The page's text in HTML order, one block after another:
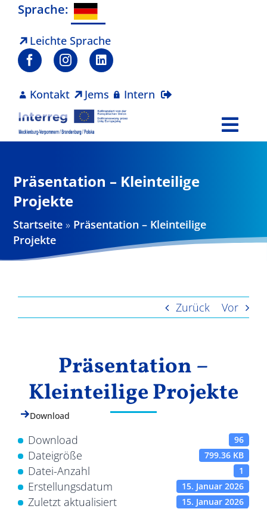
Zum
springen
Sprache:
Leichte Sprache
Kontakt Jems Intern
Projekte
Aktuelles
Präsentation – Kleinteilige
Projekte
Startseite » Präsentation – Kleinteilige
Projekte
Zurück Vor
Präsentation –
Kleinteilige Projekte
Download
Download 96
Dateigröße 799.36 KB
Datei-Anzahl 1
Erstellungsdatum 15. Januar 2026
Zuletzt aktualisiert 15. Januar 2026